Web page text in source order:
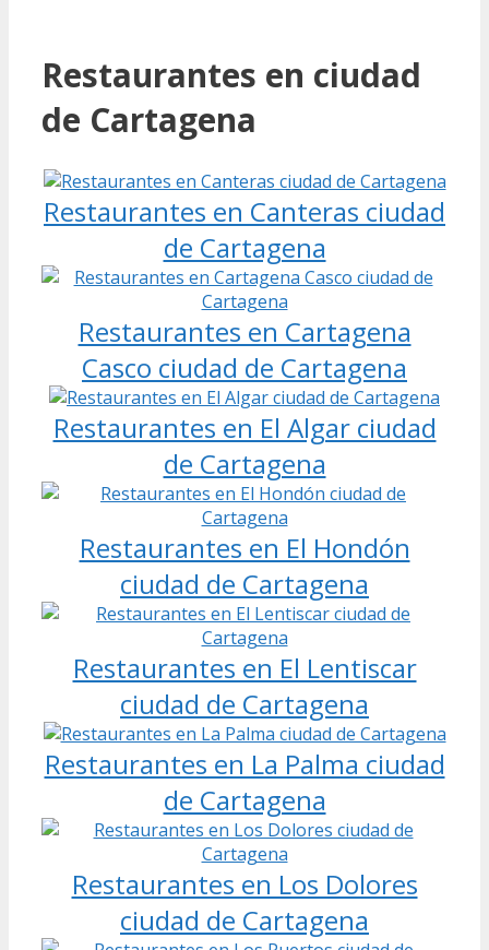
Restaurantes en ciudad
de Cartagena
Restaurantes en Canteras ciudad
de Cartagena
Restaurantes en Cartagena
Casco ciudad de Cartagena
Restaurantes en El Algar ciudad
de Cartagena
Restaurantes en El Hondón
ciudad de Cartagena
Restaurantes en El Lentiscar
ciudad de Cartagena
Restaurantes en La Palma ciudad
de Cartagena
Restaurantes en Los Dolores
ciudad de Cartagena